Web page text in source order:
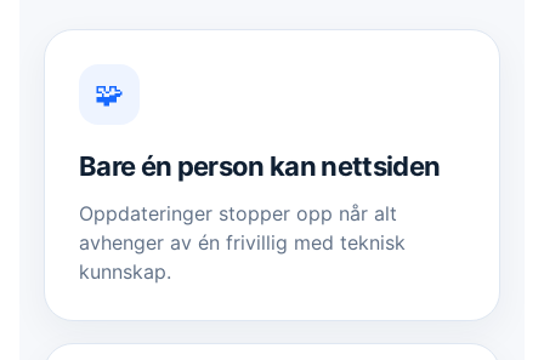
🧩
Bare én person kan nettsiden
Oppdateringer stopper opp når alt
avhenger av én frivillig med teknisk
kunnskap.